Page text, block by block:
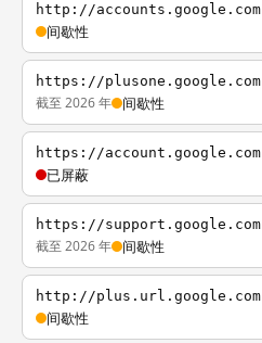
http://accounts.google.com
间歇性
https://plusone.google.com
截至 2026 年 间歇性
https://account.google.com
已屏蔽
https://support.google.com
截至 2026 年 间歇性
http://plus.url.google.com
间歇性